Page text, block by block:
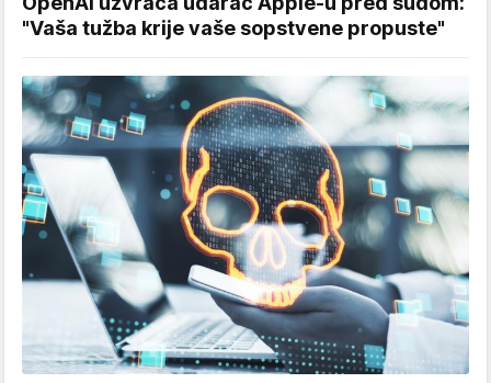
"Vaša tužba krije vaše sopstvene propuste"